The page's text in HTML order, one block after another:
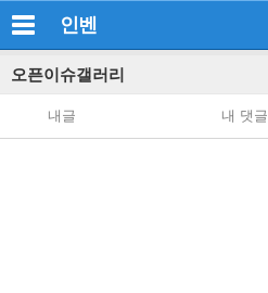
인벤
오픈이슈갤러리
내글 내 댓글